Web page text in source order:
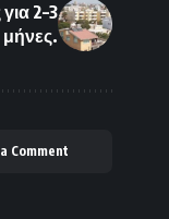
2–3
μήνες.
Comment